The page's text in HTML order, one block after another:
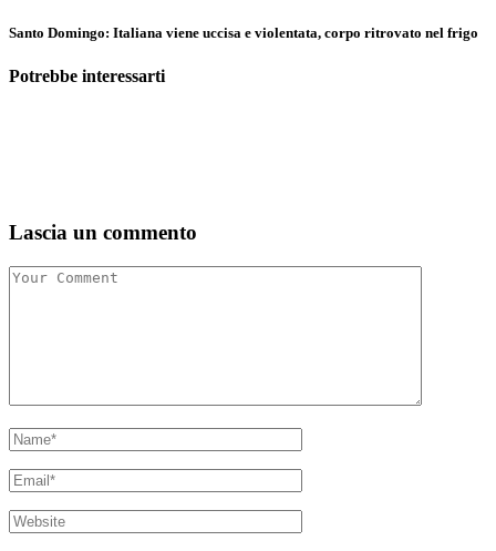
Santo Domingo: Italiana viene uccisa e violentata, corpo ritrovato nel frigo
Potrebbe interessarti
Lascia un commento